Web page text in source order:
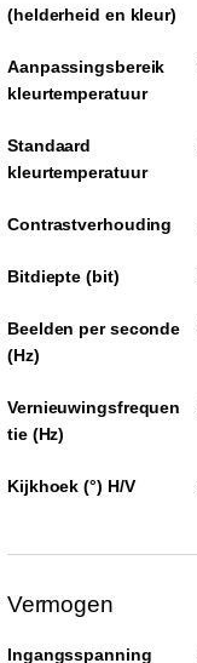
(helderheid en kleur)
Aanpassingsbereik
kleurtemperatuur
Standaard
kleurtemperatuur
Contrastverhouding
Bitdiepte (bit)
Beelden per seconde
(Hz)
Vernieuwingsfrequen
tie (Hz)
Kijkhoek (°) H/V
Vermogen
Ingangsspanning